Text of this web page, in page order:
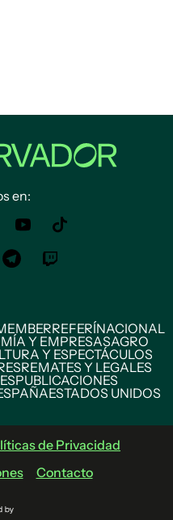
en:
REFERÍNACIONAL
Y EMPRESASAGRO
Y ESPECTÁCULOS
REMATES Y LEGALES
PUBLICACIONES
ESTADOS UNIDOS
de Privacidad
Contacto